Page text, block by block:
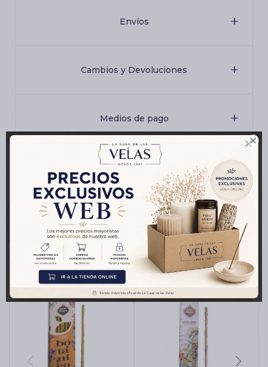

Envíos
Cambios y Devoluciones
Medios de pago
Características
Productos que te pueden interesar